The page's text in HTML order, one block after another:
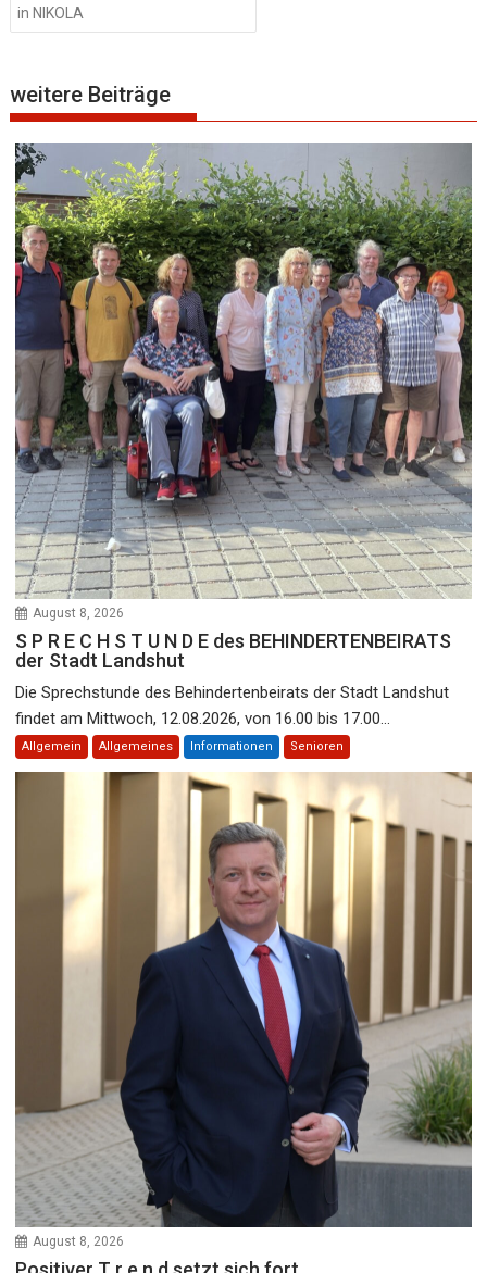
in NIKOLA
weitere Beiträge
August 8, 2026
S P R E C H S T U N D E des BEHINDERTENBEIRATS
der Stadt Landshut
Die Sprechstunde des Behindertenbeirats der Stadt Landshut
findet am Mittwoch, 12.08.2026, von 16.00 bis 17.00...
Allgemein Allgemeines Informationen Senioren
August 8, 2026